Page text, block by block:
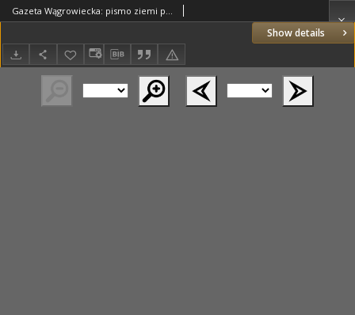
Show details
Gazeta Wągrowiecka: pismo ziemi pałuckiej 1931.03.04 R.11 Nr51